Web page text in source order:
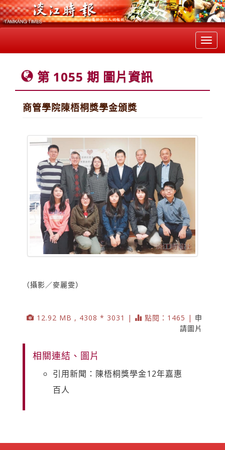
第 1055 期 圖片資訊
商管學院陳梧桐獎學金頒獎
（攝影／麥麗雯）
12.92 MB , 4308 * 3031 | 點閱：1465 | 申
請圖片
相關連結、圖片
引用新聞：陳梧桐獎學金12年嘉惠
百人